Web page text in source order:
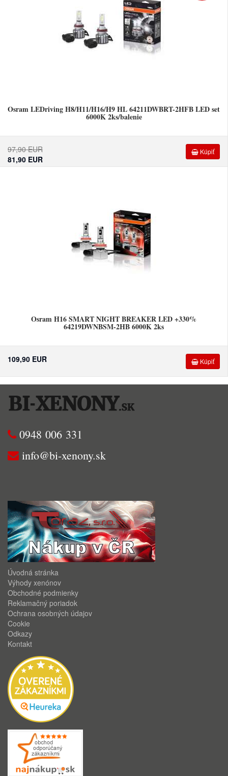
Osram LEDriving H8/H11/H16/H9 HL 64211DWBRT-2HFB LED set
6000K 2ks/balenie
Kúpiť
97,90 EUR
81,90 EUR
Osram H16 SMART NIGHT BREAKER LED +330%
64219DWNBSM-2HB 6000K 2ks
Kúpiť
109,90 EUR
0948 006 331
info@bi-xenony.sk
Úvodná stránka
Výhody xenónov
Obchodné podmienky
Reklamačný poriadok
Ochrana osobných údajov
Cookie
Odkazy
Kontakt